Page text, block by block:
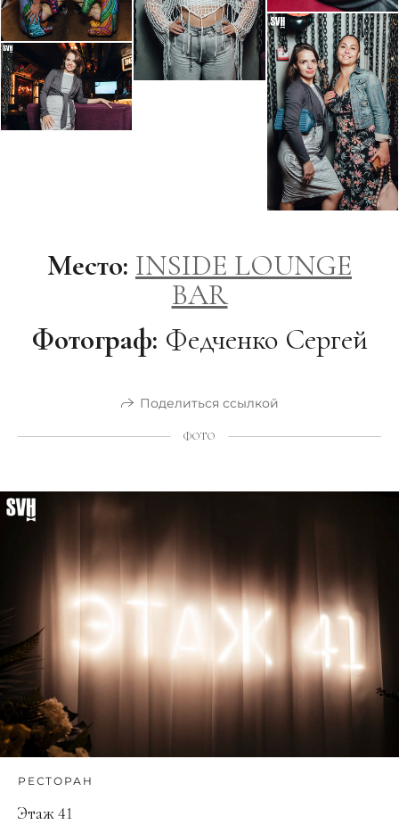
Место: INSIDE LOUNGE
BAR
Фотограф: Федченко Сергей
Поделиться ссылкой
ФОТО
РЕСТОРАН
Этаж 41